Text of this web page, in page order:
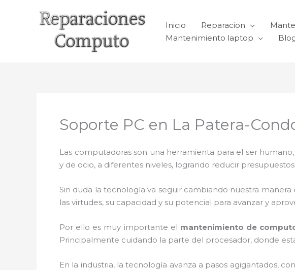
Inicio Reparacion
Mantenimiento laptop
Soporte PC en La Patera-
Las computadoras son una herramienta para el ser
y de ocio, a diferentes niveles, logrando reducir
Sin duda la tecnología va seguir cambiando nuestra
las virtudes, su capacidad y su potencial para avanzar y
Por ello es muy importante el mantenimiento de
Principalmente cuidando la parte del procesador, donde
En la industria, la tecnología avanza a pasos agigantados,